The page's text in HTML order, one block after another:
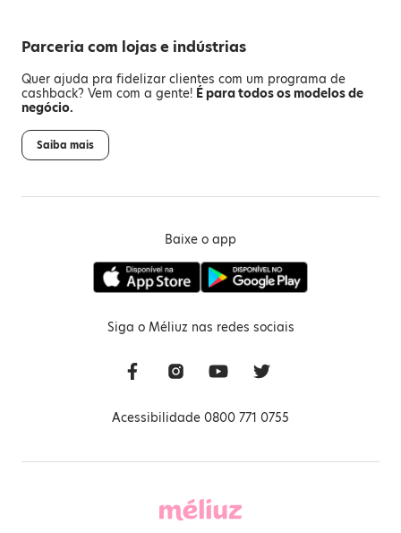
Parceria com lojas e indústrias
Quer ajuda pra fidelizar clientes com um programa de
cashback? Vem com a gente! É para todos os modelos de
negócio.
Saiba mais
Baixe o app
Siga o Méliuz nas redes sociais
Acessibilidade 0800 771 0755